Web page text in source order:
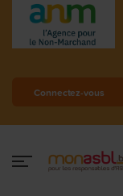
Connectez-vous